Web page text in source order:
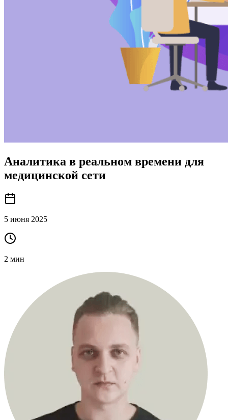
Аналитика в реальном времени для
медицинской сети
5 июня 2025
2 мин